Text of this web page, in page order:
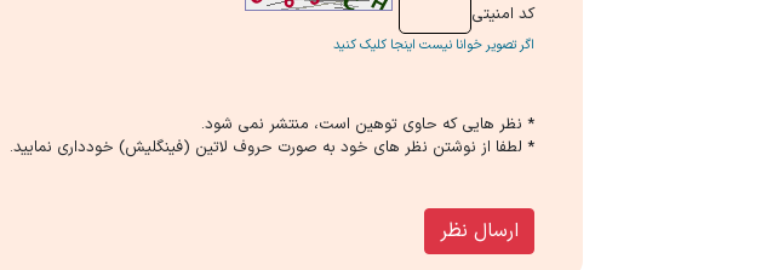
كد امنیتی
اگر تصویر خوانا نیست اینجا کلیک کنید
* نظر هایی كه حاوی توهین است، منتشر نمی شود.
* لطفا از نوشتن نظر های خود به صورت حروف لاتین (فینگلیش) خودداری نمایید.
ارسال نظر